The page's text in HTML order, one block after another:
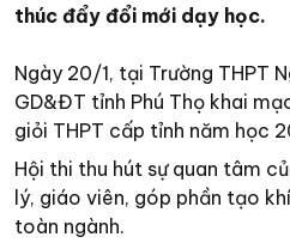
thúc đẩy đổi mới dạy học.
Ngày 20/1, tại Trường THPT
GD&ĐT tỉnh Phú Thọ khai
giỏi THPT cấp tỉnh năm học
Hội thi thu hút sự quan tâm
lý, giáo viên, góp phần tạo
toàn ngành.